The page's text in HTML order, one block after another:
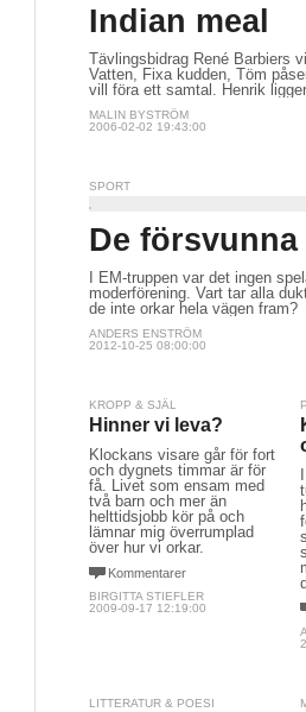
Indian meal
Tävlingsbidrag René Barbiers
Vatten, Fixa kudden, Töm
vill föra ett samtal. Henrik
MALIN BYSTRÖM
2006-02-02 19:43:00
SPORT
De
I EM-truppen var det ingen
moderförening. Vart tar alla
de inte orkar hela vägen fram?
ANDERS ENSTRÖM
2012-10-25 08:00:00
KROPP & SJÄL
Hinner vi leva?
Klockans visare går för fort
och dygnets timmar är för
få. Livet som ensam med
två barn och mer än
helttidsjobb kör på och
lämnar mig överrumplad
över hur vi orkar.
Kommentarer
BIRGITTA STIEFLER
2009-09-17 12:19:00
LITTERATUR & POESI